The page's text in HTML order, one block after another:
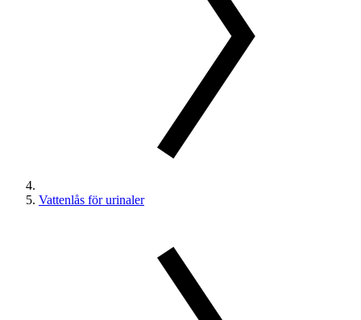
Vattenlås för urinaler